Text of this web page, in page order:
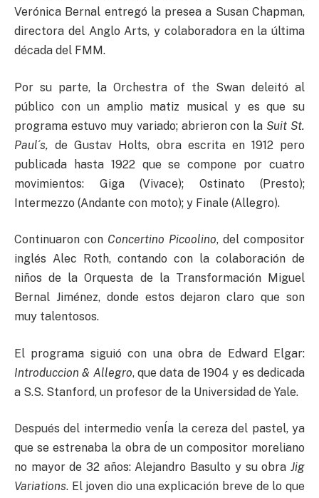
Verónica Bernal entregó la presea a Susan Chapman,
directora del Anglo Arts, y colaboradora en la última
década del FMM.
Por su parte, la Orchestra of the Swan deleitó al
público con un amplio matiz musical y es que su
programa estuvo muy variado; abrieron con la Suit St.
Paul´s, de Gustav Holts, obra escrita en 1912 pero
publicada hasta 1922 que se compone por cuatro
movimientos: Giga (Vivace); Ostinato (Presto);
Intermezzo (Andante con moto); y Finale (Allegro).
Continuaron con Concertino Picoolino, del compositor
inglés Alec Roth, contando con la colaboración de
niños de la Orquesta de la Transformación Miguel
Bernal Jiménez, donde estos dejaron claro que son
muy talentosos.
El programa siguió con una obra de Edward Elgar:
Introduccion & Allegro, que data de 1904 y es dedicada
a S.S. Stanford, un profesor de la Universidad de Yale.
Después del intermedio venÍa la cereza del pastel, ya
que se estrenaba la obra de un compositor moreliano
no mayor de 32 años: Alejandro Basulto y su obra Jig
Variations. El joven dio una explicación breve de lo que